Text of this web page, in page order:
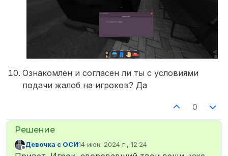
Ознакомлен и согласен ли ты с условиями
подачи жалоб на игроков? Да
0
Не в сети
Девочка с ОСИ14 июн. 2024 г., 12:24
отредактировано